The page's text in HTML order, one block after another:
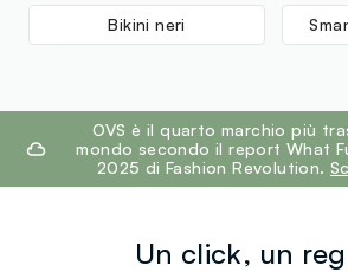
Bikini neri
footer.ariatitleOVS è il quarto marchio più
mondo secondo il report What
2025 di Fashion Revolution.
Un click, un